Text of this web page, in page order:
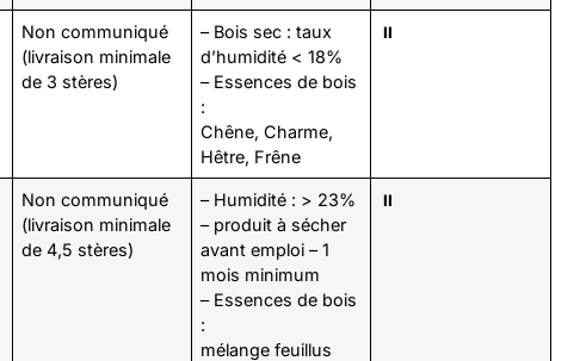
Non communiqué
(livraison minimale
de 3 stères)
– Bois sec : taux
d’humidité < 18%
– Essences de bois
:
Chêne, Charme,
Hêtre, Frêne
⏸️
Non communiqué
(livraison minimale
de 4,5 stères)
– Humidité : > 23%
– produit à sécher
avant emploi – 1
mois minimum
– Essences de bois
:
mélange feuillus
⏸️